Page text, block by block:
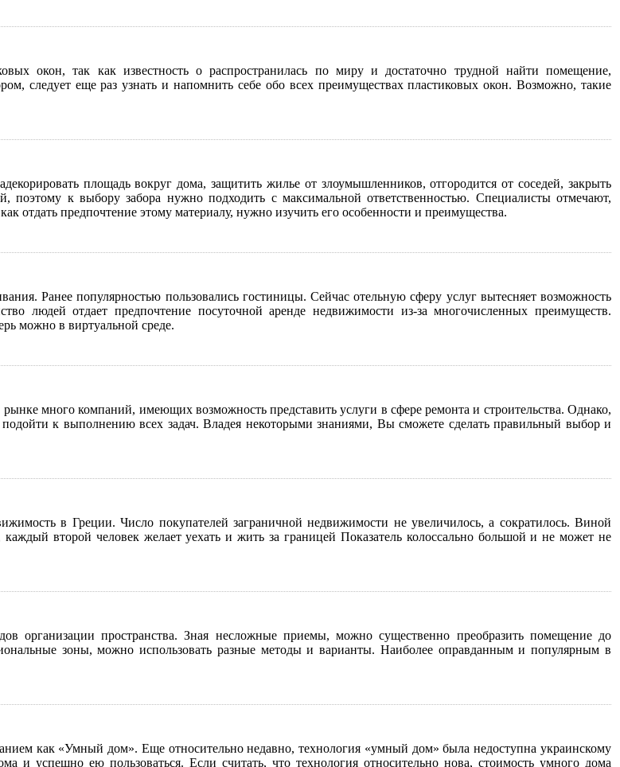
окон, так как известность о распространилась по миру и достаточно трудной найти помещение,
следует еще раз узнать и напомнить себе обо всех преимуществах пластиковых окон. Возможно, такие
площадь вокруг дома, защитить жилье от злоумышленников, отгородится от соседей, закрыть
к выбору забора нужно подходить с максимальной ответственностью. Специалисты отмечают,
отдать предпочтение этому материалу, нужно изучить его особенности и преимущества.
Ранее популярностью пользовались гостиницы. Сейчас отельную сферу услуг вытесняет возможность
людей отдает предпочтение посуточной аренде недвижимости из-за многочисленных преимуществ.
можно в виртуальной среде.
много компаний, имеющих возможность представить услуги в сфере ремонта и строительства. Однако,
к выполнению всех задач. Владея некоторыми знаниями, Вы сможете сделать правильный выбор и
в Греции. Число покупателей заграничной недвижимости не увеличилось, а сократилось. Виной
второй человек желает уехать и жить за границей Показатель колоссально большой и не может не
организации пространства. Зная несложные приемы, можно существенно преобразить помещение до
зоны, можно использовать разные методы и варианты. Наиболее оправданным и популярным в
как «Умный дом». Еще относительно недавно, технология «умный дом» была недоступна украинскому
и успешно ею пользоваться. Если считать, что технология относительно нова, стоимость умного дома